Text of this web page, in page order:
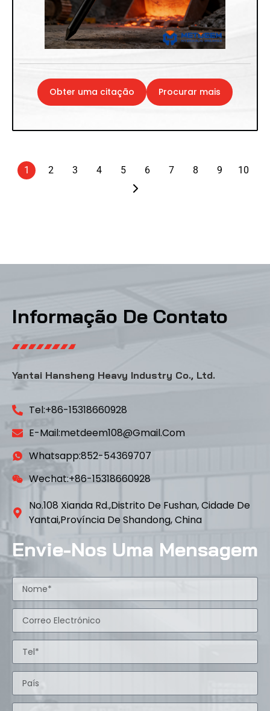
Obter uma citação Procurar mais
1 2 3 4 5 6 7 8 9 10
Informação De Contato
Yantai Hansheng Heavy Industry Co., Ltd.
Tel:+86-15318660928
E-Mail:metdeem108@gmail.com
Whatsapp:852-54369707
Wechat:+86-15318660928
No.108 Xianda Rd.,Distrito De Fushan, Cidade De
Yantai,província De Shandong, China
Envie-Nos Uma Mensagem